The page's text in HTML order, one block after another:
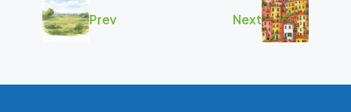
Prev Next